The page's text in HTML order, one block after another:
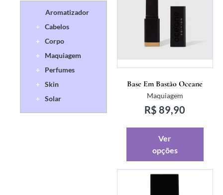
Aromatizador
+
Cabelos
+
Corpo
+
Maquiagem
+
Perfumes
+
Skin
+
Solar
Base Em Bastão Oceane
Maquiagem
R$ 89,90
Ver
opções
Corporal Style Pleasures 350ml
ADICIONAR